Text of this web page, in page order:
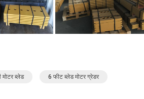
मोटर ब्लेड 6 फीट ब्लेड मोटर ग्रेडर